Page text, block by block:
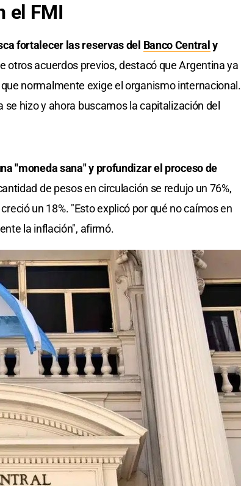
el FMI
fortalecer las reservas del Banco Central y
otros acuerdos previos, destacó que Argentina ya
normalmente exige el organismo internacional.
hizo y ahora buscamos la capitalización del
"moneda sana" y profundizar el proceso de
de pesos en circulación se redujo un 76%,
un 18%. "Esto explicó por qué no caímos en
la inflación", afirmó.